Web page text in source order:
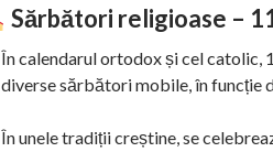
Sărbători religioase –
În calendarul ortodox și cel catolic,
diverse sărbători mobile, în funcție
În unele tradiții creștine, se